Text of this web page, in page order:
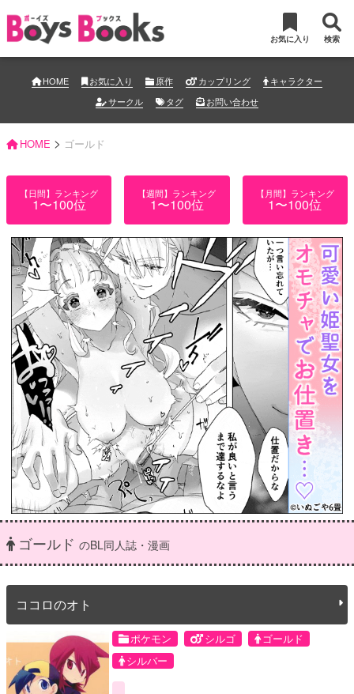
お気に入り 検索
HOME お気に入り 原作 カップリング
キャラクター
サークル
タグ お問い合わせ
HOME > ゴールド
【日間】ランキング
1〜100位
【週間】ランキング
1〜100位
【月間】ランキング
1〜100位
ゴールド のBL同人誌・漫画
ココロのオト
ポケモン シルゴ
ゴールド
シルバー